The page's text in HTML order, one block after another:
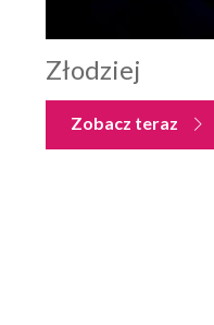
Złodziej
Zobacz teraz